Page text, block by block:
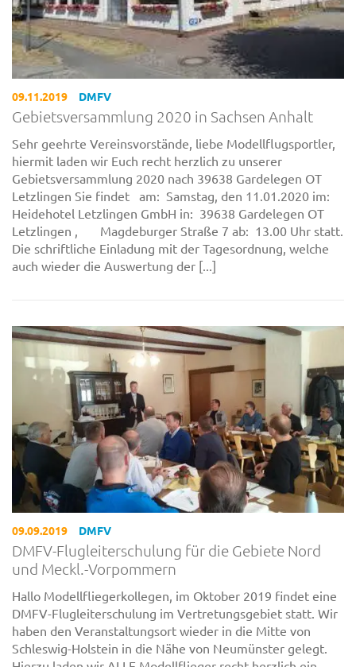
09.11.2019 DMFV
Gebietsversammlung 2020 in Sachsen Anhalt
Sehr geehrte Vereinsvorstände, liebe Modellflugsportler,
hiermit laden wir Euch recht herzlich zu unserer
Gebietsversammlung 2020 nach 39638 Gardelegen OT
Letzlingen Sie findet am: Samstag, den 11.01.2020 im:
Heidehotel Letzlingen GmbH in: 39638 Gardelegen OT
Letzlingen , Magdeburger Straße 7 ab: 13.00 Uhr statt.
Die schriftliche Einladung mit der Tagesordnung, welche
auch wieder die Auswertung der [...]
09.09.2019 DMFV
DMFV-Flugleiterschulung für die Gebiete Nord
und Meckl.-Vorpommern
Hallo Modellfliegerkollegen, im Oktober 2019 findet eine
DMFV-Flugleiterschulung im Vertretungsgebiet statt. Wir
haben den Veranstaltungsort wieder in die Mitte von
Schleswig-Holstein in die Nähe von Neumünster gelegt.